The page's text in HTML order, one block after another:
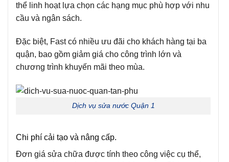
thể linh hoạt lựa chọn các hạng mục phù hợp với nhu
cầu và ngân sách.
Đặc biệt, Fast có nhiều ưu đãi cho khách hàng tại ba
quận, bao gồm giảm giá cho công trình lớn và
chương trình khuyến mãi theo mùa.
Dịch vụ sửa nước Quận 1
Chi phí cải tạo và nâng cấp.
Đơn giá sửa chữa được tính theo công việc cụ thể,